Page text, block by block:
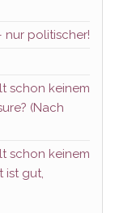
nur politischer!
schon keinem
(Nach
schon keinem
ist gut,